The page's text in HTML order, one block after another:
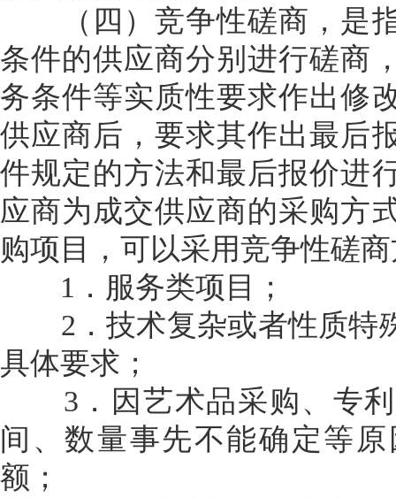
（四）竞争性磋商，是指
条件的供应商分别进行磋商
务条件等实质性要求作出修
供应商后，要求其作出最后
件规定的方法和最后报价进
应商为成交供应商的采购方
购项目，可以采用竞争性磋
1．服务类项目；
2．技术复杂或者性质特
具体要求；
3．因艺术品采购、专利
间、数量事先不能确定等
额；